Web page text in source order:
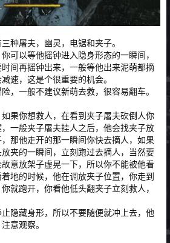
种屠夫，幽灵，电锯和夹子。
可以等他摇钟进入隐身形态的一瞬间，
间再摇钟出来，一般等他出来泥萌都摘
速，这是个很重要的机会。
，一般不建议新萌去救，很容易翻车。
果你想救人，在看到夹子屠夫砍倒人你
一般夹子屠夫挂人之后，他会找夹子放
那他走开的那一瞬间你快去摘人，如果
夹的一瞬间，立刻跑过去摘人，当然要
意放架子虚晃一下，所以你不能被他看
地的时候，他在调放夹子位置，你走到
就跑开，你看他低头翻夹子立刻救人，
隐藏身形，所以不要随便就冲上去，他
意观察。